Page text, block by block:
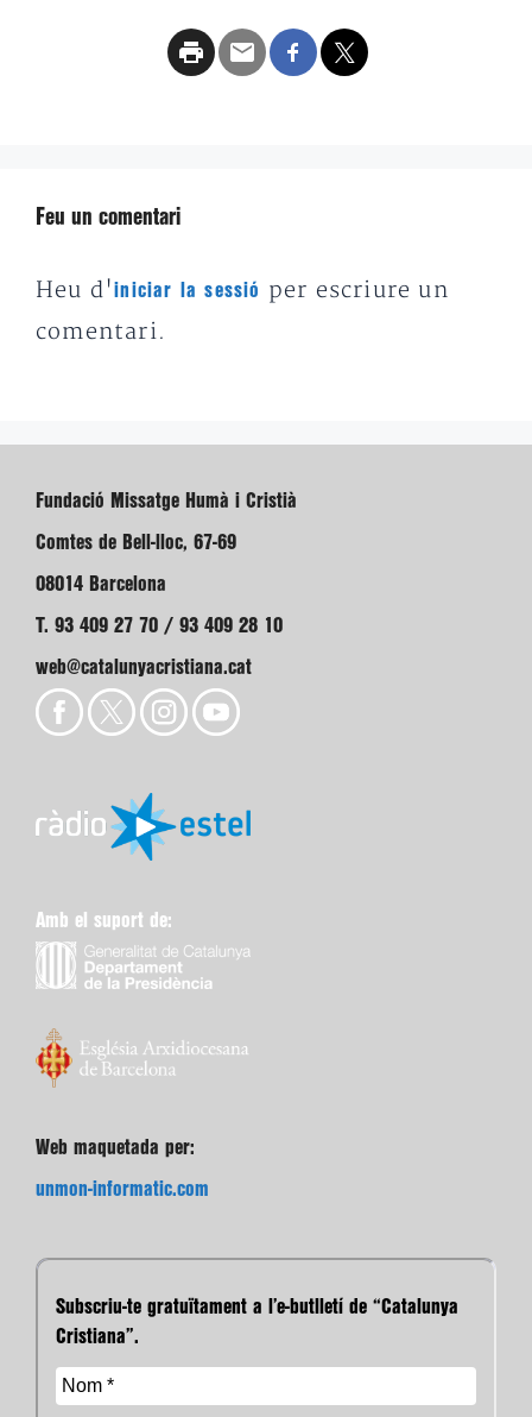
Feu un comentari
Heu d'iniciar la sessió
per escriure un
comentari.
Fundació Missatge Humà i Cristià
Comtes de Bell-lloc, 67-69
08014 Barcelona
T. 93 409 27 70 / 93 409 28 10
web@catalunyacristiana.cat
Amb el suport de:
Web maquetada per:
unmon-informatic.com
Subscriu-te gratuïtament a l’e-butlletí de “Catalunya
Cristiana”.